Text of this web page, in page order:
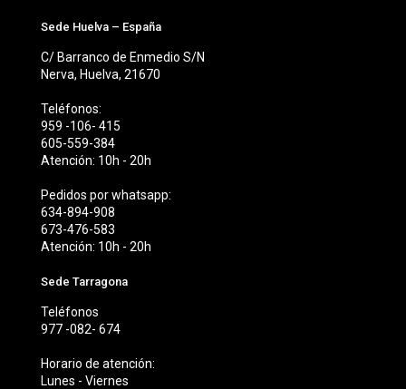
Sede Huelva – España
C/ Barranco de Enmedio S/N
Nerva, Huelva, 21670
Teléfonos:
959 -106- 415
605-559-384
Atención: 10h - 20h
Pedidos por whatsapp:
634-894-908
673-476-583
Atención: 10h - 20h
Sede Tarragona
Teléfonos
977 -082- 674
Horario de atención:
Lunes - Viernes